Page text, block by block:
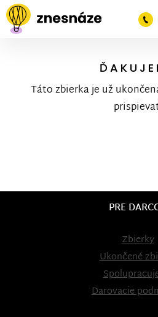
Táto zbierka je už
PRE
Zbierky
Ukončené
Darovacie